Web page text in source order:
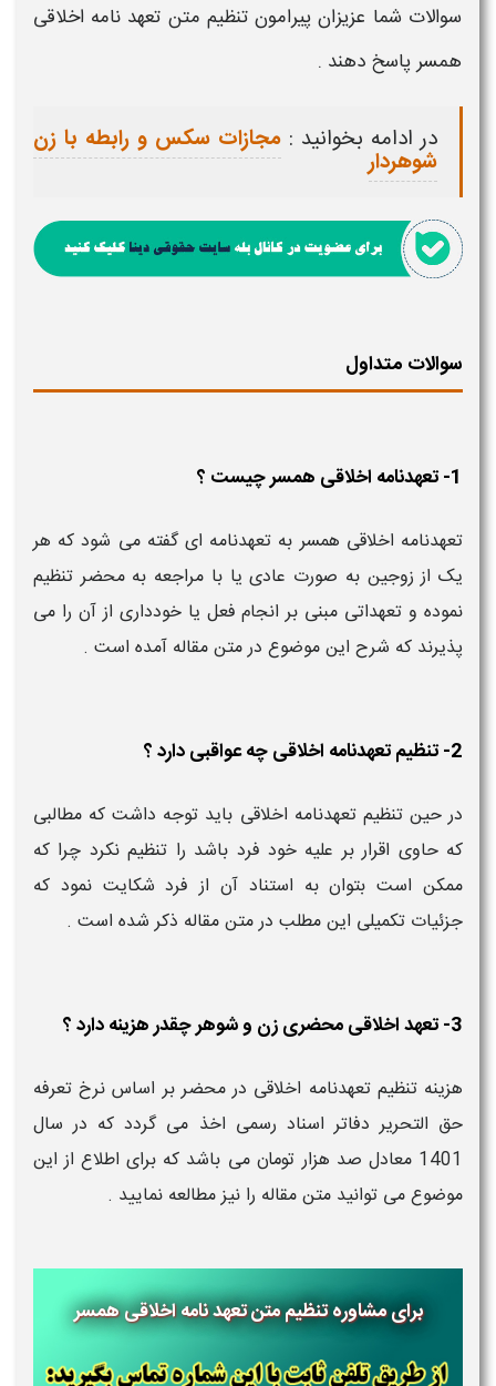
سوالات شما عزیزان پیرامون تنظیم متن تعهد نامه اخلاقی
همسر پاسخ دهند .
در ادامه بخوانید : مجازات سکس و رابطه با زن
شوهردار
سوالات متداول
1- تعهدنامه اخلاقی همسر چیست ؟
تعهدنامه اخلاقی همسر به تعهدنامه ای گفته می شود که هر
یک از زوجین به صورت عادی یا با مراجعه به محضر تنظیم
نموده و تعهداتی مبنی بر انجام فعل یا خودداری از آن را می
پذیرند که شرح این موضوع در متن مقاله آمده است .
2- تنظیم تعهدنامه اخلاقی چه عواقبی دارد ؟
در حین تنظیم تعهدنامه اخلاقی باید توجه داشت که مطالبی
که حاوی اقرار بر علیه خود فرد باشد را تنظیم نکرد چرا که
ممکن است بتوان به استناد آن از فرد شکایت نمود که
جزئیات تکمیلی این مطلب در متن مقاله ذکر شده است .
3- تعهد اخلاقی محضری زن و شوهر چقدر هزینه دارد ؟
هزینه تنظیم تعهدنامه اخلاقی در محضر بر اساس نرخ تعرفه
حق التحریر دفاتر اسناد رسمی اخذ می گردد که در سال
1401 معادل صد هزار تومان می باشد که برای اطلاع از این
موضوع می توانید متن مقاله را نیز مطالعه نمایید .
برای مشاوره تنظیم متن تعهد نامه اخلاقی همسر